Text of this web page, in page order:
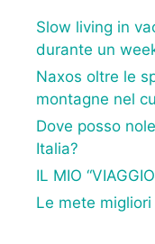
Slow living in
durante un
Naxos oltre le
montagne nel
Dove posso
Italia?
IL MIO
Le mete